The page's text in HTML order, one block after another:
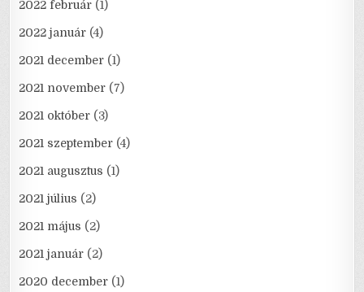
2022 február (1)
2022 január (4)
2021 december (1)
2021 november (7)
2021 október (3)
2021 szeptember (4)
2021 augusztus (1)
2021 július (2)
2021 május (2)
2021 január (2)
2020 december (1)